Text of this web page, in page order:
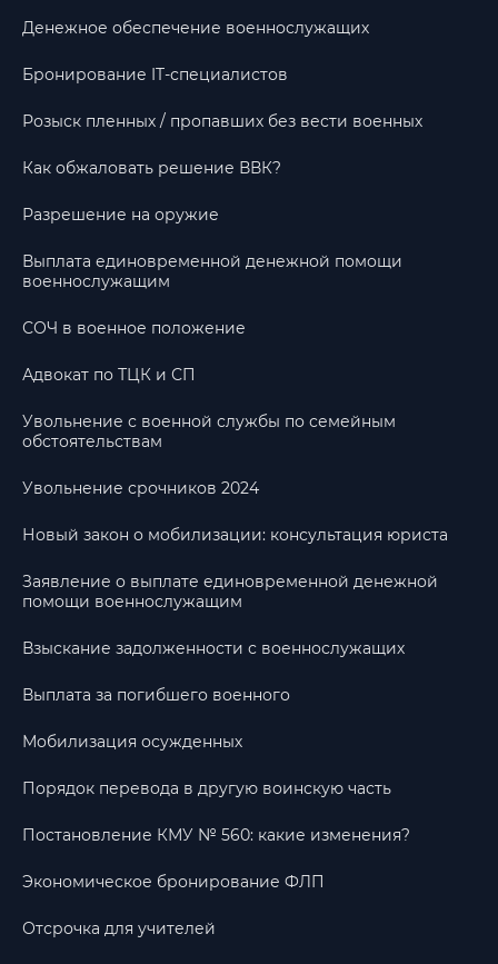
Денежное обеспечение военнослужащих
Бронирование IT-специалистов
Розыск пленных / пропавших без вести военных
Как обжаловать решение ВВК?
Разрешение на оружие
Выплата единовременной денежной помощи
военнослужащим
СОЧ в военное положение
Адвокат по ТЦК и СП
Увольнение с военной службы по семейным
обстоятельствам
Увольнение срочников 2024
Новый закон о мобилизации: консультация юриста
Заявление о выплате единовременной денежной
помощи военнослужащим
Взыскание задолженности с военнослужащих
Выплата за погибшего военного
Мобилизация осужденных
Порядок перевода в другую воинскую часть
Постановление КМУ № 560: какие изменения?
Экономическое бронирование ФЛП
Отсрочка для учителей